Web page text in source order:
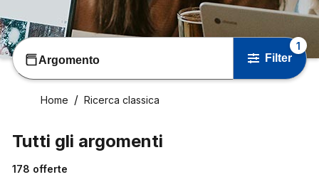
Argomento Filter
1
Home Ricerca classica
Tutti gli argomenti
178 offerte